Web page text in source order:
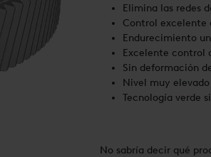
Elimina las redes
Control excelente
Endurecimiento
Excelente control
Sin deformación
Nivel muy
Tecnología verde
No sabría decir qué